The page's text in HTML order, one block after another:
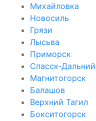
Михайловка
Новосиль
Грязи
Лысьва
Приморск
Спасск-Дальний
Магнитогорск
Балашов
Верхний Тагил
Бокситогорск